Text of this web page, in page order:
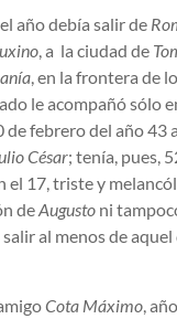
año debía salir de
, a la ciudad de
, en la frontera de
le acompañó sólo
de febrero del año 43
César; tenía, pues,
el 17, triste y
deAugusto ni
salir al menos de
Cota Máximo,